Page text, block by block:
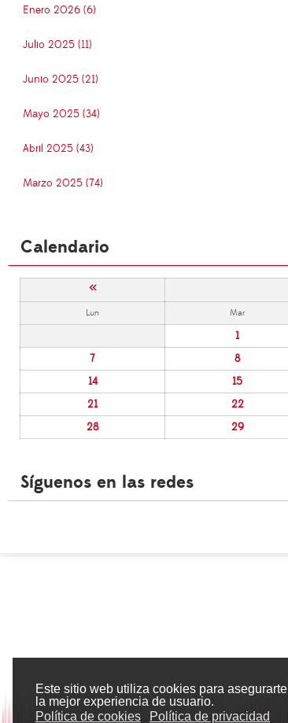
Este sitio web utiliza cookies para asegurarte
la mejor experiencia de usuario.
Política de cookies
Política de privacidad
Enero 2026 (6)
Julio 2025 (11)
Junio 2025 (21)
Mayo 2025 (34)
Abril 2025 (43)
Marzo 2025 (74)
Calendario
«
Lun Mar
1
7
8
14
15
21
22
28
29
Síguenos en las redes